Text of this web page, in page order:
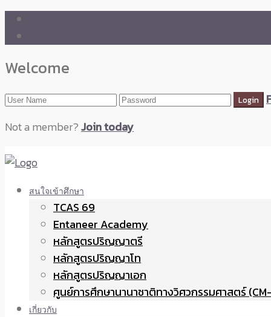
Welcome
Not a member?Join today
สนใจเข้าศึกษา
TCAS 69
Entaneer Academy
หลักสูตรปริญญาตรี
หลักสูตรปริญญาโท
หลักสูตรปริญญาเอก
ศูนย์การศึกษานานาชาติทางวิศวกรรมศาสตร์
เกี่ยวกับ